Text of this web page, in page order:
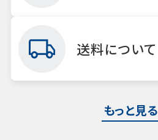
送料について
もっと見る